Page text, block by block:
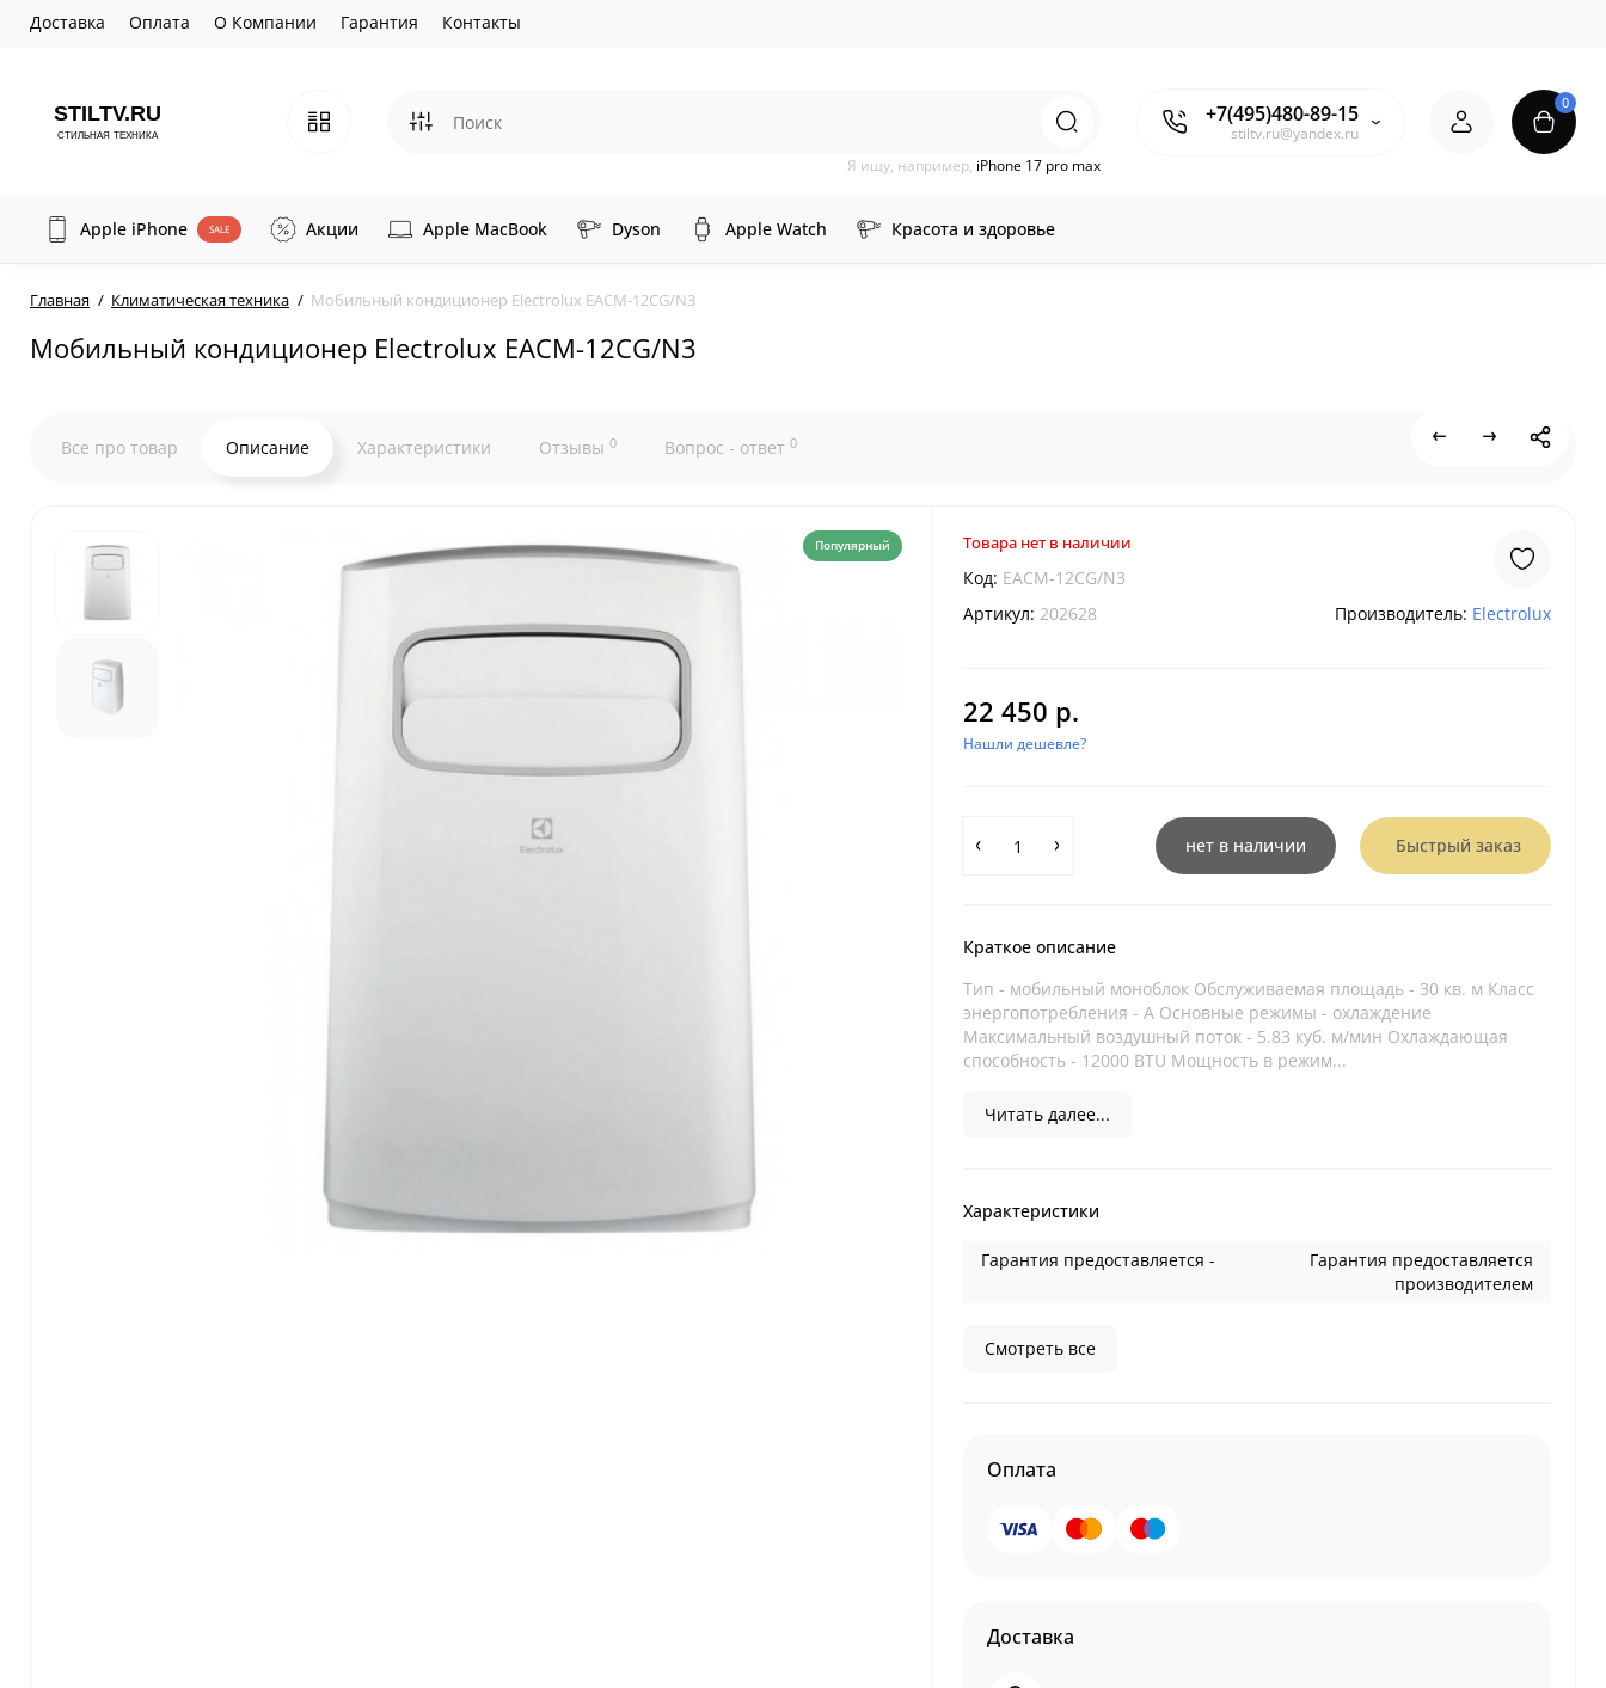
Доставка Оплата О Компании Гарантия Контакты
+7(495)480-89-15
stiltv.ru@yandex.ru
Я ищу, например, iPhone 17 pro max
0
Apple iPhone SALE Акции Apple MacBook Dyson Apple Watch Красота и здоровье
Главная Климатическая техника Мобильный кондиционер Electrolux EACM-12CG/N3
Мобильный кондиционер Electrolux EACM-12CG/N3
Все про товар Описание Характеристики Отзывы 0 Вопрос - ответ 0
Популярный Товара нет в наличии
Код: EACM-12CG/N3
Артикул: 202628 Производитель: Electrolux
22 450 р.
Нашли дешевле?
нет в наличии Быстрый заказ
Краткое описание
Тип - мобильный моноблок Обслуживаемая площадь - 30 кв. м Класс
энергопотребления - A Основные режимы - охлаждение
Максимальный воздушный поток - 5.83 куб. м/мин Охлаждающая
способность - 12000 BTU Мощность в режим...
Читать далее...
Характеристики
Гарантия предоставляется -
Гарантия предоставляется
производителем
Смотреть все
Оплата
Доставка